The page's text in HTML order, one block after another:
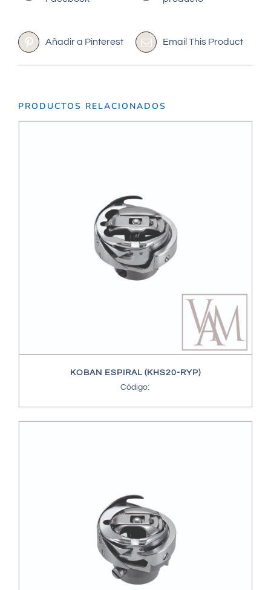
Añadir a Pinterest Email This Product
PRODUCTOS RELACIONADOS
KOBAN ESPIRAL (KHS20-RYP)
Código: